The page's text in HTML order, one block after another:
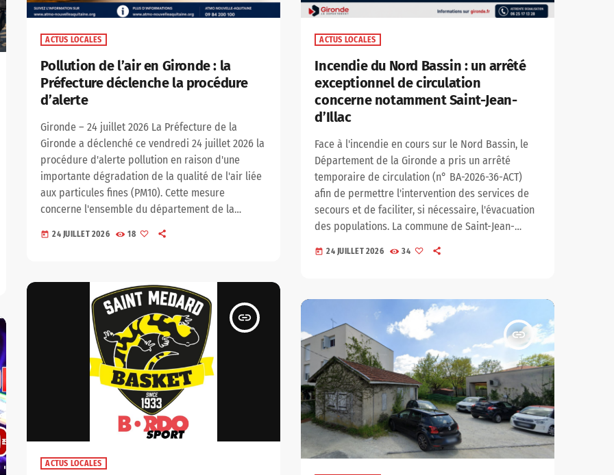
ACTUS LOCALES
Pollution de l’air en Gironde : la
Préfecture déclenche la procédure
d’alerte
Gironde – 24 juillet 2026 La Préfecture de la
Gironde a déclenché ce vendredi 24 juillet 2026 la
procédure d'alerte pollution en raison d'une
importante dégradation de la qualité de l'air liée
aux particules fines (PM10). Cette mesure
concerne l'ensemble du département de la
Une situation aggravée par les incendies Selon
cours sur les communes de Saumos, Le Porge et
Lège-Cap-Ferret entraînent […]
today 24 JUILLET 2026 18
ACTUS LOCALES
Incendie du Nord Bassin : un arrêté
exceptionnel de circulation
concerne notamment Saint-Jean-
d’Illac
Face à l'incendie en cours sur le Nord Bassin, le
Département de la Gironde a pris un arrêté
temporaire de circulation (n° BA-2026-36-ACT)
afin de permettre l'intervention des services de
secours et de faciliter, si nécessaire, l'évacuation
des populations. La commune de Saint-Jean-
ces mesures exceptionnelles, aux côtés
impactés par des fermetures de circulation
décidées pour garantir la sécurité des habitants
et assurer le bon […]
today 24 JUILLET 2026 34
insert_link
ACTUS LOCALES
insert_link